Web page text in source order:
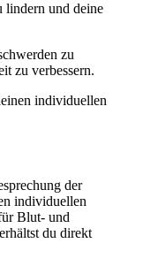
lindern und deine
zu
zu verbessern.
individuellen
der
individuellen
Blut- und
du direkt